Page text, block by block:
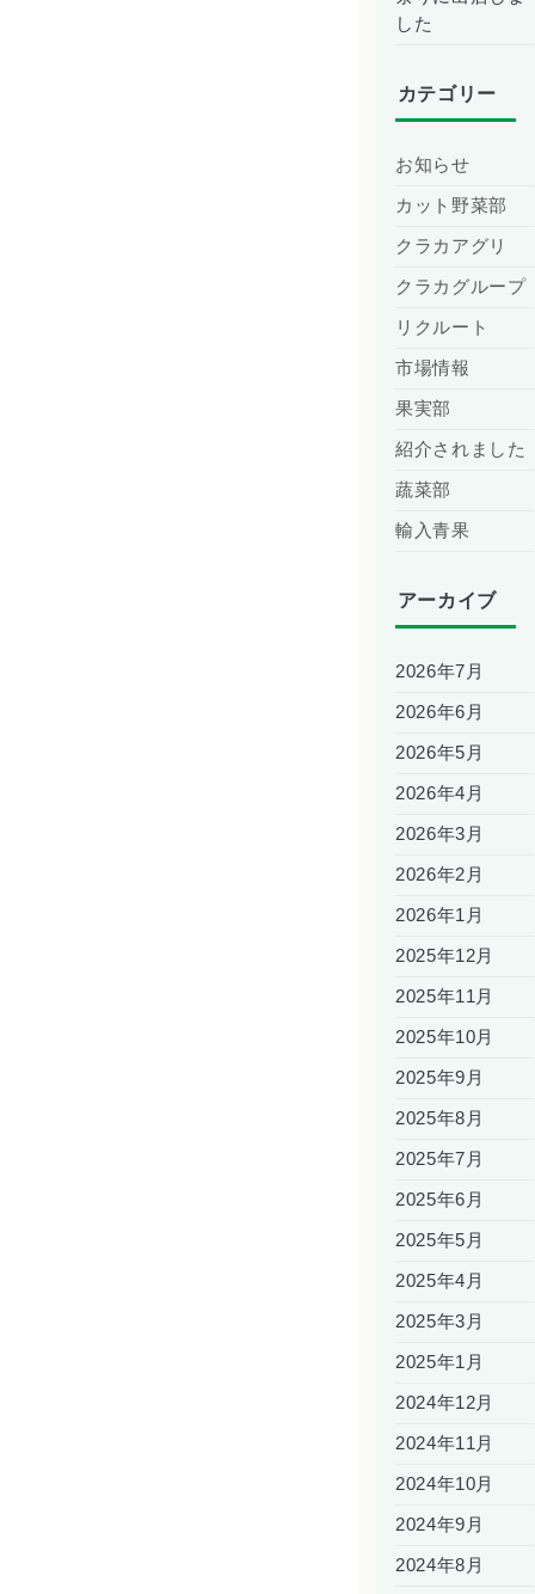
した
カテゴリー
お知らせ
カット野菜部
クラカアグリ
クラカグループ
リクルート
市場情報
果実部
紹介されました
蔬菜部
輸入青果
アーカイブ
2026年7月
2026年6月
2026年5月
2026年4月
2026年3月
2026年2月
2026年1月
2025年12月
2025年11月
2025年10月
2025年9月
2025年8月
2025年7月
2025年6月
2025年5月
2025年4月
2025年3月
2025年1月
2024年12月
2024年11月
2024年10月
2024年9月
2024年8月